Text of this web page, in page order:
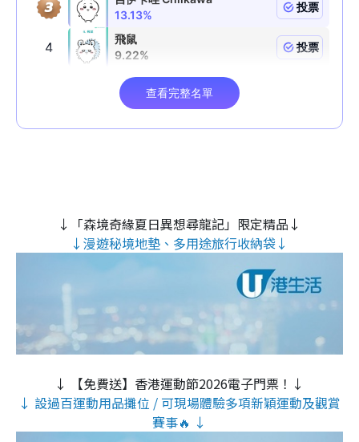
↓「森境奇緣夏日異想尋龍記」限定精品↓
↓漫遊秘境地墊、多用途旅行收納袋↓
↓ 【免費送】香港運動節2026電子門票！↓
↓ 設過百運動用品攤位 / 可現場體驗多項新穎運動及觀賞
賽事🔥 ↓